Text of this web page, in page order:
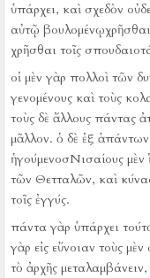
ὑπάρχει, καὶ σχεδὸν
αὐτῷ
χρῆσθαι τοῖς
οἱ μὲν γὰρ πολλοὶ τῶν
γενομένους καὶ τοὺς
τοὺς δὲ ἄλλους πάντας
μᾶλλον. ὁ δὲ ἐξ ἁπάντων
ἡγούμενοσΝισαίους μὲν
τῶν Θετταλῶν, καὶ
τοῖς ἐγγύς.
πάντα γὰρ ὑπάρχει
γὰρ εἰς εὔνοιαν τοὺς
τὸ ἀρχῆς